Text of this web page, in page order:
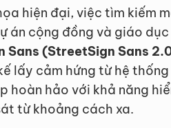
hiện đại, việc tìm kiếm
án cộng đồng và giáo
Sans (StreetSign Sans
lấy cảm hứng từ hệ
hoàn hảo với khả năng
từ khoảng cách xa.